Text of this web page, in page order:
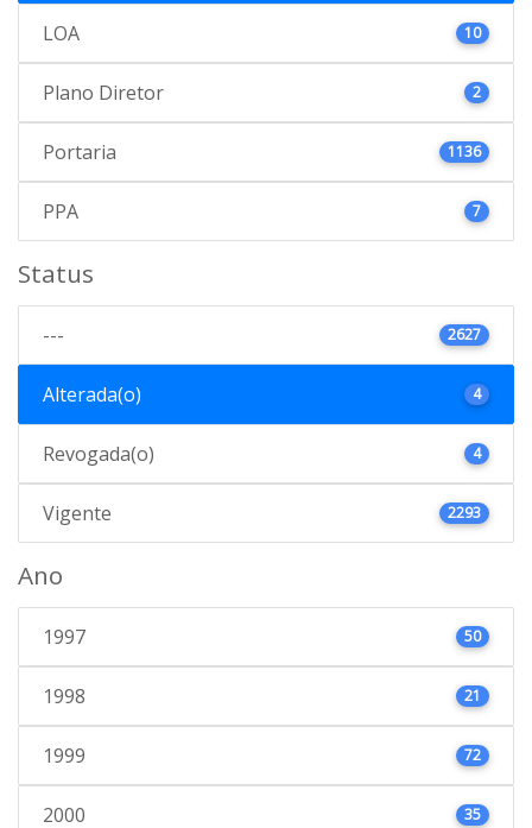
LOA 10
Plano Diretor 2
Portaria 1136
PPA 7
Status
--- 2627
Alterada(o) 4
Revogada(o) 4
Vigente 2293
Ano
1997 50
1998 21
1999 72
2000 35